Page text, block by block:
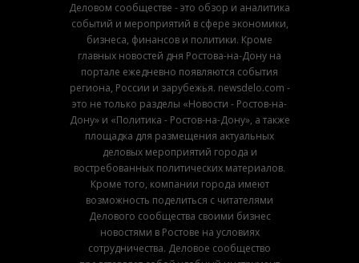
Деловом сообществе - это обзор и аналитика
событий и мероприятий в сфере экономики,
бизнеса, финансов и политики. Кроме
главных новостей дня Ростова-на-Дону на
портале ежедневно появляются события
региона, России и зарубежья. newsdelo.com -
это не только разделы «Новости - Ростов-на-
Дону» и «Политика - Ростов-на-Дону», а также
площадка для размещения актуальных
деловых мероприятий города и
востребованных политических материалов.
Кроме того, компании города имеют
возможность поделиться с читателями
Делового сообщества своими бизнес
новостями в Ростове на условиях
сотрудничества. Деловое сообщество